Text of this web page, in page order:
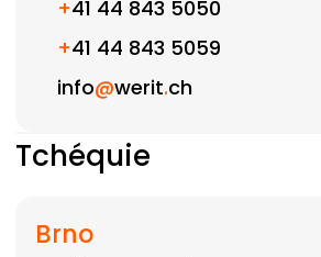
+41 44 843 5050
+41 44 843 5059
info@werit.ch
Tchéquie
Brno